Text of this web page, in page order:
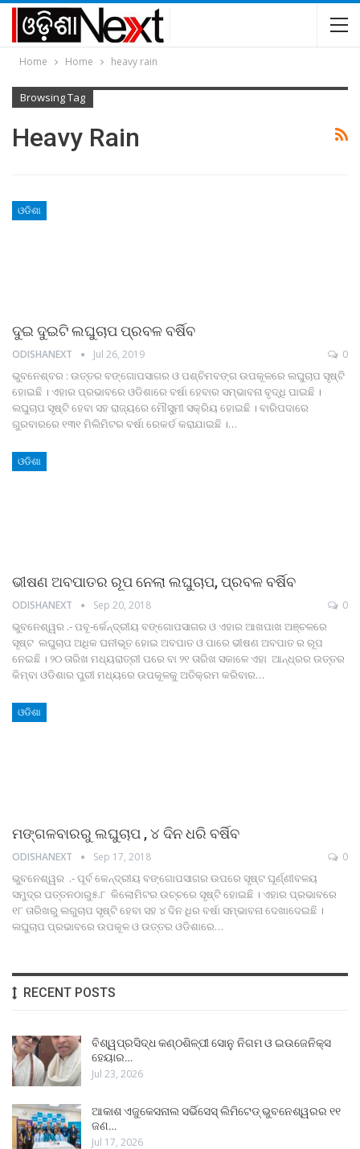
Home Home heavy rain
Browsing Tag
Heavy Rain
ଓଡିଶା
ଦୁଇ ଦୁଇଟି ଲଘୁଚାପ ପ୍ରବଳ ବର୍ଷିବ
ODISHANEXT Jul 26, 2019 0
ଭୁବ‌ନେଶ୍ବର : ଉତ୍ତର ବଙ୍ଗୋପସାଗର ଓ ପଶ୍ଚିମବ‌ଙ୍ଗ ଉପକୂଳରେ ଲଘୁଚାପ ସୃଷ୍ଟି
ହୋଇଛି । ଏହାର ପ୍ରଭାବରେ ଓଡିଶାରେ ବର୍ଷା ହେବାର ସମ୍ଭାବନା ବୃଦ୍ଧି ପାଇଛି ।
ଲଘୁଚାପ ସୃଷ୍ଟି ହେବା ସହ ରାଜ୍ୟରେ ମୌସୁମୀ ସକ୍ରିୟ ହୋଇଛି । ବାରିପଦାରେ
ଗୁରବାରରେ ୧୩୧ ମିଲିମିଟର ବର୍ଷା ରେକର୍ଡ କରାଯାଇଛି ।…
ଓଡିଶା
ଭୀଷଣ ଅବପାତର ରୂପ ନେଲା ଲଘୁଚାପ, ପ୍ରବଳ ବର୍ଷିବ
ODISHANEXT Sep 20, 2018 0
ଭୁବନେଶ୍ୱର .- ପବୂ-ର୍କେନ୍ଦ୍ରୀୟ ବଙ୍ଗୋପସାଗର ଓ ଏହାର ଆଖପାଖ ଅଞ୍ଚଳରେ
ସୃଷ୍ଟ ଲଘୁଚାପ ଅଧିକ ଘନୀଭୂତ ହୋଇ ଅବପାତ ଓ ପାରେ ଭୀଷଣ ଅବପାତ ର ରୂପ
ନେଇଛି । ୨୦ ତାରିଖ ମଧ୍ୟରାତ୍ରୀ ପରେ ବା ୨୧ ତାରିଖ ସକାଳେ ଏହା ଆନ୍ଧ୍ରର ଉତ୍ତର
କିମ୍ବା ଓଡିଶାର ପୁରୀ ମଧ୍ୟରେ ଉପକୂଳକୁ ଅତିକ୍ରମ କରିବାର…
ଓଡିଶା
ମଙ୍ଗଳବାରରୁ ଲଘୁଚାପ , ୪ ଦିନ ଧରି ବର୍ଷିବ
ODISHANEXT Sep 17, 2018 0
ଭୁବନେଶ୍ୱର .- ପୂର୍ବ କେନ୍ଦ୍ରୀୟ ବଙ୍ଗୋପସାଗର ଉପରେ ସୃଷ୍ଟ ଘୂର୍ଣ୍ଣୀବଳୟ
ସମୁଦ୍ର ପତ୍ତନଠାରୁ୫.୮ କିଲୋମିଟର ଉଚ୍ଚରେ ସୃଷ୍ଟି ହୋଇଛି । ଏହାର ପ୍ରଭାବରେ
୧୮ ତାରିଖରୁ ଲଗୁଚାପ ସୃଷ୍ଟି ହେବା ସହ ୪ ଦିନ ଧିର ବର୍ଷା ସମ୍ଭାବନା ଦେଖାଦେଇଛି ।
ଲଘୁଚାପ ପ୍ରଭାବରେ ଉପକୂଳ ଓ ଉତ୍ତର ଓଡିଶାରେ…
RECENT POSTS
ବିଶ୍ୱପ୍ରସିଦ୍ଧ କଣ୍ଠଶିଳ୍ପୀ ସୋନୁ ନିଗମ ଓ ଇଉଜେନିକ୍ସ
ହେୟାର…
Jul 23, 2026
ଆକାଶ ଏଜୁକେସନାଲ ସର୍ଭିସେସ୍ ଲିମିଟେଡ୍ ଭୁବନେଶ୍ୱରର ୧୧
ଜଣ…
Jul 17, 2026